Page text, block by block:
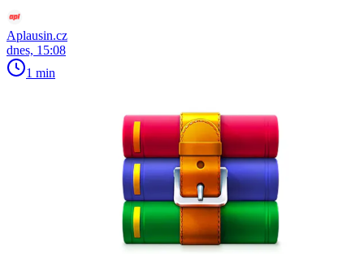
Aplausin.cz
dnes, 15:08
1 min